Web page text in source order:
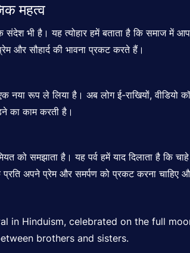
महत्व
संदेश भी है। यह त्योहार हमें बताता है कि समाज में
और सौहार्द की भावना प्रकट करते हैं।
नया रूप ले लिया है। अब लोग ई-राखियों,
का काम करती है।
कोसमझाता है। यह पर्व हमें याद दिलाता है कि
अपने प्रेम और समर्पण को प्रकट करना चाहिए
in Hinduism, celebrated on the full
brothers and sisters.